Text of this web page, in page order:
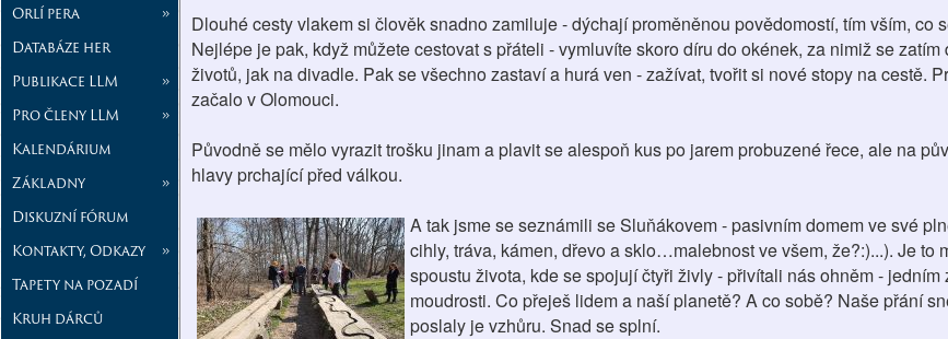
Orlí pera
»
Databáze her
Publikace LLM
»
Pro členy LLM
»
Kalendárium
Základny
»
Diskuzní fórum
Kontakty, Odkazy
»
Tapety na pozadí
Kruh dárců
Dlouhé cesty vlakem si člověk snadno zamiluje - dýchají proměněnou povědomostí, tím vším, co
Nejlépe je pak, když můžete cestovat s přáteli - vymluvíte skoro díru do okének, za nimiž se zatím
životů, jak na divadle. Pak se všechno zastaví a hurá ven - zažívat, tvořit si nové stopy na cestě.
začalo v Olomouci.
Původně se mělo vyrazit trošku jinam a plavit se alespoň kus po jarem probuzené řece, ale na
hlavy prchající před válkou.
A tak jsme se seznámili se Sluňákovem - pasivním domem ve své
cihly, tráva, kámen, dřevo a sklo…malebnost ve všem, že?:)...). Je to
spoustu života, kde se spojují čtyři živly - přivítali nás ohněm - jedním
moudrosti. Co přeješ lidem a naší planetě? A co sobě? Naše přání
poslaly je vzhůru. Snad se splní.